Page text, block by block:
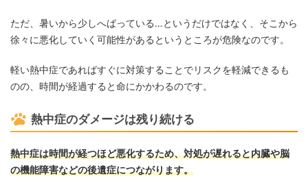
ただ、暑いから少しへばっている…というだけではなく、そこから
徐々に悪化していく可能性があるというところが危険なのです。
軽い熱中症であればすぐに対策することでリスクを軽減できるも
のの、時間が経過すると命にかかわるのです。
熱中症のダメージは残り続ける
熱中症は時間が経つほど悪化するため、対処が遅れると内臓や脳
の機能障害などの後遺症につながります。